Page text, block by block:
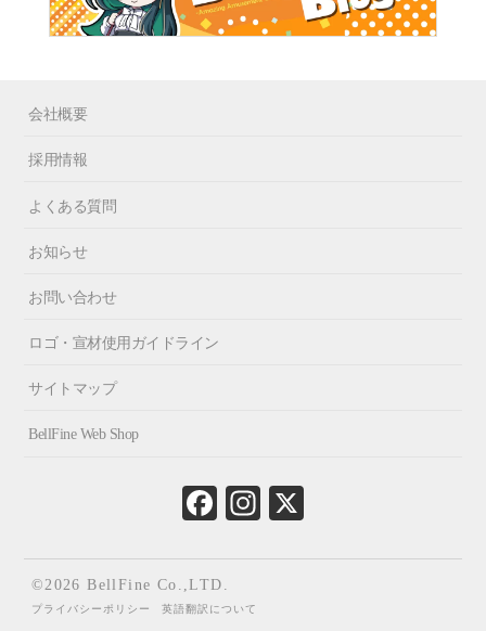
会社概要
採用情報
よくある質問
お知らせ
お問い合わせ
ロゴ・宣材使用ガイドライン
サイトマップ
BellFine Web Shop
Fa
ce
ok
In
st
©2026 BellFine Co.,LTD.
プライバシーポリシー 英語翻訳について